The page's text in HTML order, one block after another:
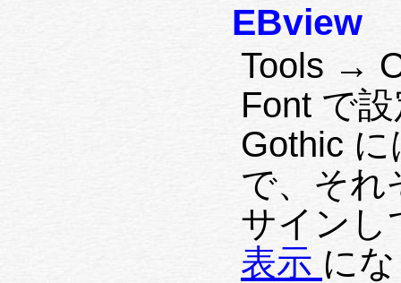
EBview
Tools →
Font で
Gothic
で、それ
サインし
表示 に